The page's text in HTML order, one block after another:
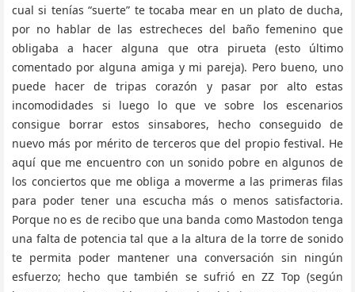
cual si tenías “suerte” te tocaba mear en un plato de ducha,
por no hablar de las estrecheces del baño femenino que
obligaba a hacer alguna que otra pirueta (esto último
comentado por alguna amiga y mi pareja). Pero bueno, uno
puede hacer de tripas corazón y pasar por alto estas
incomodidades si luego lo que ve sobre los escenarios
consigue borrar estos sinsabores, hecho conseguido de
nuevo más por mérito de terceros que del propio festival. He
aquí que me encuentro con un sonido pobre en algunos de
los conciertos que me obliga a moverme a las primeras filas
para poder tener una escucha más o menos satisfactoria.
Porque no es de recibo que una banda como Mastodon tenga
una falta de potencia tal que a la altura de la torre de sonido
te permita poder mantener una conversación sin ningún
esfuerzo; hecho que también se sufrió en ZZ Top (según